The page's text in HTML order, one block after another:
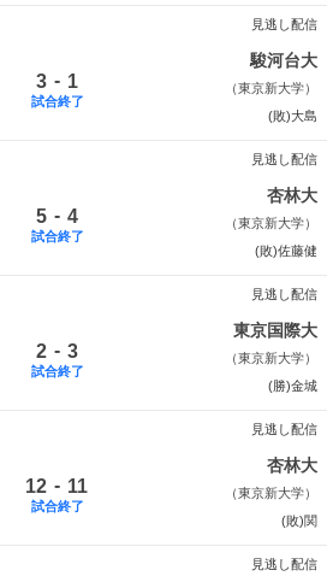
見逃し配信
3 - 1
試合終了
駿河台大
（東京新大学）
(敗)大島
見逃し配信
5 - 4
試合終了
杏林大
（東京新大学）
(敗)佐藤健
見逃し配信
2 - 3
試合終了
東京国際大
（東京新大学）
(勝)金城
見逃し配信
12 - 11
試合終了
杏林大
（東京新大学）
(敗)関
見逃し配信